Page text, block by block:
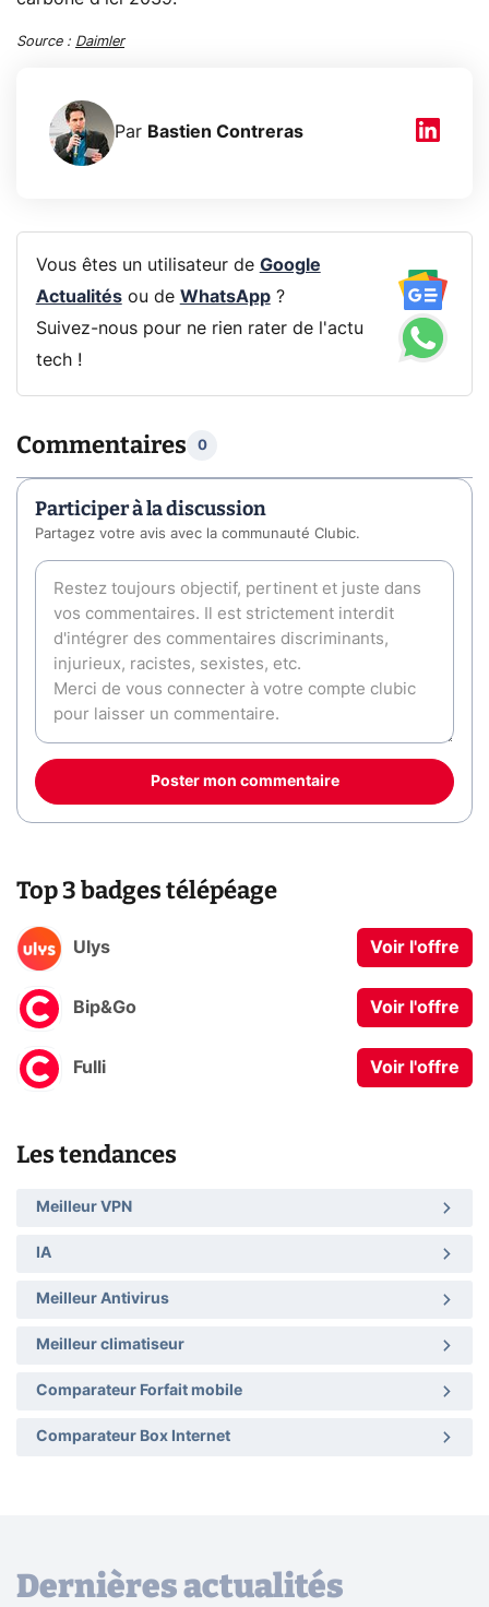
Source : Daimler
Par Bastien Contreras
Vous êtes un utilisateur de Google
Actualitésou de WhatsApp?
Suivez-nous pour ne rien rater de l'actu
tech !
Commentaires 0
Participer à la discussion
Partagez votre avis avec la communauté Clubic.
Poster mon commentaire
Top 3 badges télépéage
Ulys Voir l'offre
Bip&Go Voir l'offre
Fulli Voir l'offre
Les tendances
Meilleur VPN
IA
Meilleur Antivirus
Meilleur climatiseur
Comparateur Forfait mobile
Comparateur Box Internet
Dernières actualités